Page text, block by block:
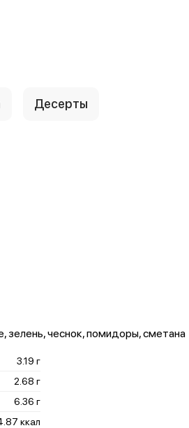
Десерты
зелень, чеснок, помидоры, сметана
3.19 г
2.68 г
6.36 г
ккал